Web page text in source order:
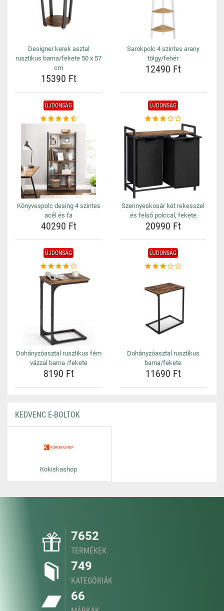
Designer kerek asztal
rusztikus barna/fekete 50 x 57
cm
15390 Ft
Sarokpolc 4 szintes arany
tölgy/fehér
12490 Ft
ÚJDONSÁG
Könyvespolc desing 4 szintes
acél és fa
40290 Ft
ÚJDONSÁG
Szennyeskosár két rekesszel
és felső polccal, fekete
20990 Ft
ÚJDONSÁG
Dohányzóasztal rusztikus fém
vázzal barna /fekete
8190 Ft
ÚJDONSÁG
Dohányzóasztal rusztikus
barna/fekete
11690 Ft
KEDVENC E-BOLTOK
Kokiskashop
7652
TERMÉKEK
749
KATEGÓRIÁK
66